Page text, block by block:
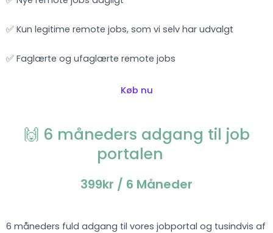
✅ Kun legitime remote jobs, som vi selv har udvalgt
✅ Faglærte og ufaglærte remote jobs
Køb nu
🙌 6 måneders adgang til job
portalen
399kr / 6 Måneder
6 måneders fuld adgang til vores jobportal og tusindvis af